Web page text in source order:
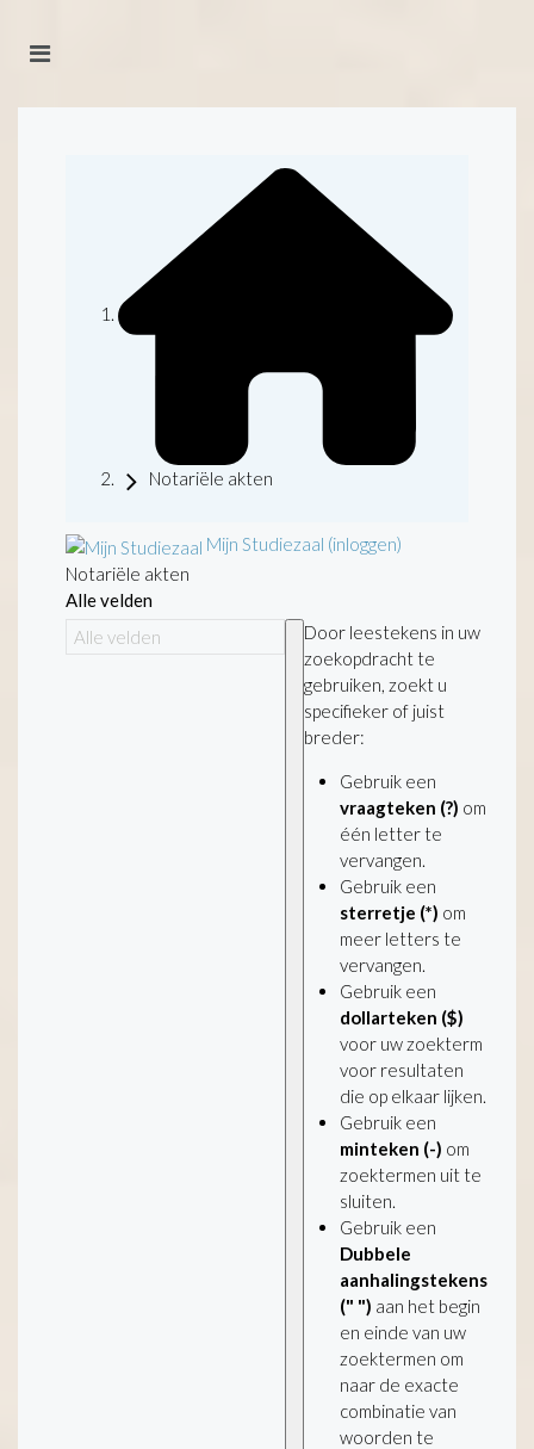
Notariële akten
Mijn Studiezaal (inloggen)
Notariële akten
Alle velden
Door leestekens in uw
zoekopdracht te
gebruiken, zoekt u
specifieker of juist
breder:
Gebruik een
vraagteken (?) om
één letter te
vervangen.
Gebruik een
sterretje (*) om
meer letters te
vervangen.
Gebruik een
dollarteken ($)
voor uw zoekterm
voor resultaten
die op elkaar lijken.
Gebruik een
minteken (-) om
zoektermen uit te
sluiten.
Gebruik een
Dubbele
aanhalingstekens
(" ") aan het begin
en einde van uw
zoektermen om
naar de exacte
combinatie van
woorden te